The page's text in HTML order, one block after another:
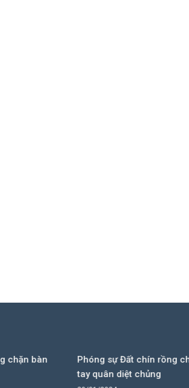
Phóng sự Đất chín rồng chặn bàn
tay quân diệt chủng